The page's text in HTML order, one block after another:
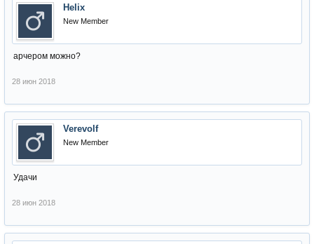
Helix
New Member
арчером можно?
28 июн 2018
Verevolf
New Member
Удачи
28 июн 2018